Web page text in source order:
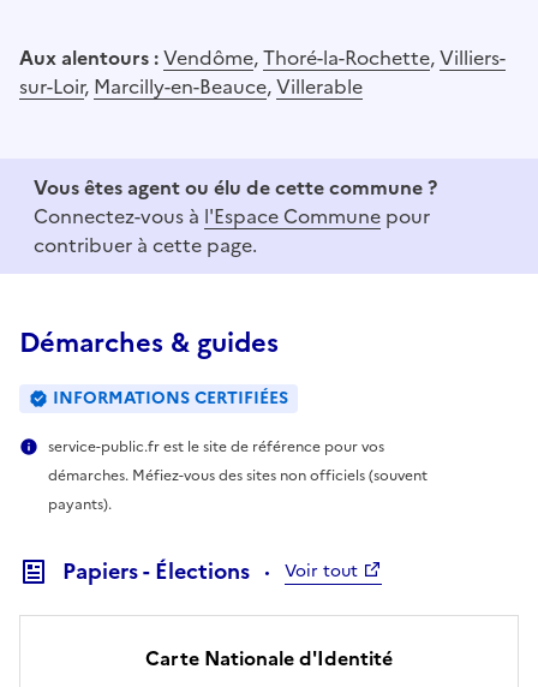
Aux alentours :Vendôme,Thoré-la-Rochette,Villiers-
sur-Loir, Marcilly-en-Beauce,Villerable
Vous êtes agent ou élu de cette commune ?
Connectez-vous à l'Espace Commune pour
contribuer à cette page.
Démarches & guides
INFORMATIONS CERTIFIÉES
service-public.fr est le site de référence pour vos
démarches. Méfiez-vous des sites non officiels (souvent
payants).
Papiers - Élections Voir tout
Carte Nationale d'Identité